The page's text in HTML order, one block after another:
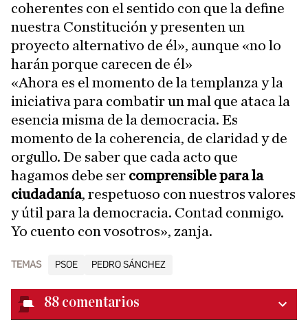
coherentes con el sentido con que la define
nuestra Constitución y presenten un
proyecto alternativo de él», aunque «no lo
harán porque carecen de él»
«Ahora es el momento de la templanza y la
iniciativa para combatir un mal que ataca la
esencia misma de la democracia. Es
momento de la coherencia, de claridad y de
orgullo. De saber que cada acto que
hagamos debe ser comprensible para la
ciudadanía, respetuoso con nuestros valores
y útil para la democracia. Contad conmigo.
Yo cuento con vosotros», zanja.
TEMAS PSOE PEDRO SÁNCHEZ
88 comentarios